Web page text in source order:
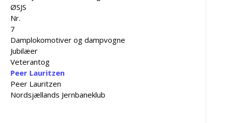
ØSJS
Nr.
7
Damplokomotiver og dampvogne
Jubilæer
Veterantog
Peer Lauritzen
Peer Lauritzen
Nordsjællands Jernbaneklub